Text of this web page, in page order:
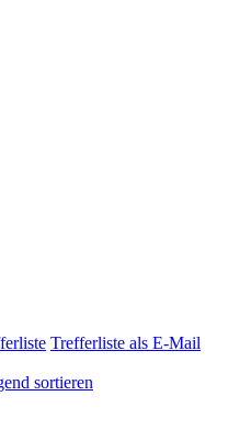
Trefferliste als E-Mail
sortieren